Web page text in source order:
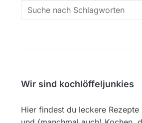
Search
for:
Wir sind kochlöffeljunkies
Hier findest du leckere Rezepte